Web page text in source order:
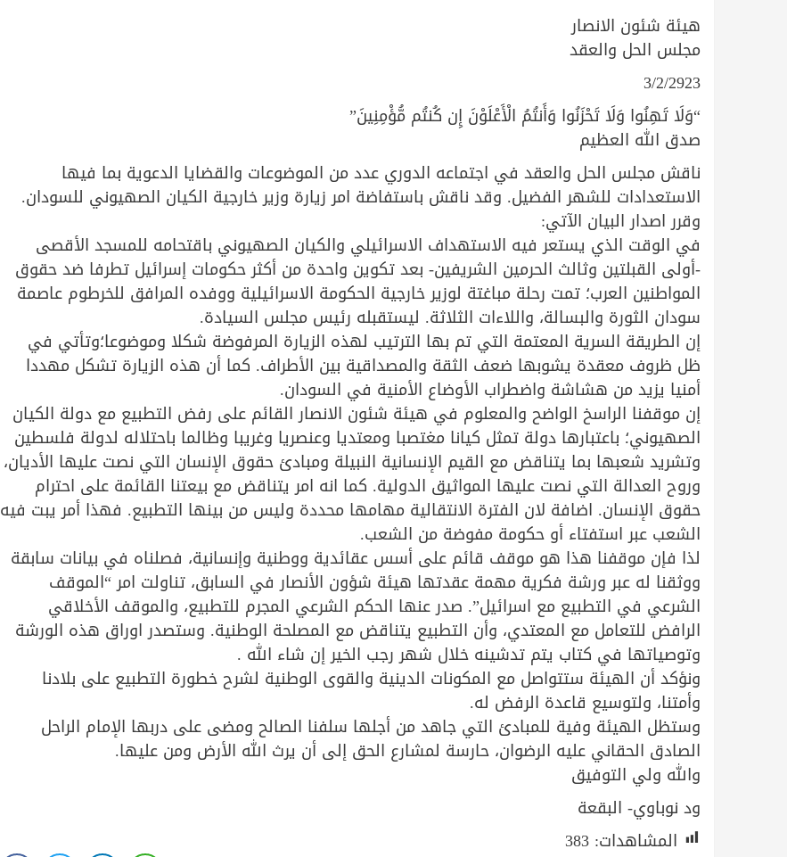
هيئة شئون الانصار
مجلس الحل والعقد
3/2/2923
“وَلَا تَهِنُوا وَلَا تَحْزَنُوا وَأَنتُمُ الْأَعْلَوْنَ إِن كُنتُم مُّؤْمِنِينَ”
صدق الله العظيم
ناقش مجلس الحل والعقد في اجتماعه الدوري عدد من الموضوعات والقضايا الدعوية بما فيها
الاستعدادات للشهر الفضيل. وقد ناقش باستفاضة امر زيارة وزير خارجية الكيان الصهيوني للسودان.
وقرر اصدار البيان الآتي:
في الوقت الذي يستعر فيه الاستهداف الاسرائيلي والكيان الصهيوني باقتحامه للمسجد الأقصى
-أولى القبلتين وثالث الحرمين الشريفين- بعد تكوين واحدة من أكثر حكومات إسرائيل تطرفا ضد حقوق
المواطنين العرب؛ تمت رحلة مباغتة لوزير خارجية الحكومة الاسرائيلية ووفده المرافق للخرطوم عاصمة
سودان الثورة والبسالة، واللاءات الثلاثة. ليستقبله رئيس مجلس السيادة.
إن الطريقة السرية المعتمة التي تم بها الترتيب لهذه الزيارة المرفوضة شكلا وموضوعا؛وتأتي في
ظل ظروف معقدة يشوبها ضعف الثقة والمصداقية بين الأطراف. كما أن هذه الزيارة تشكل مهددا
أمنيا يزيد من هشاشة واضطراب الأوضاع الأمنية في السودان.
إن موقفنا الراسخ الواضح والمعلوم في هيئة شئون الانصار القائم على رفض التطبيع مع دولة الكيان
الصهيوني؛ باعتبارها دولة تمثل كيانا مغتصبا ومعتديا وعنصريا وغريبا وظالما باحتلاله لدولة فلسطين
وتشريد شعبها بما يتناقض مع القيم الإنسانية النبيلة ومبادئ حقوق الإنسان التي نصت عليها الأديان،
وروح العدالة التي نصت عليها المواثيق الدولية. كما انه امر يتناقض مع بيعتنا القائمة على احترام
حقوق الإنسان. اضافة لان الفترة الانتقالية مهامها محددة وليس من بينها التطبيع. فهذا أمر يبت فيه
الشعب عبر استفتاء أو حكومة مفوضة من الشعب.
لذا فإن موقفنا هذا هو موقف قائم على أسس عقائدية ووطنية وإنسانية، فصلناه في بيانات سابقة
ووثقنا له عبر ورشة فكرية مهمة عقدتها هيئة شؤون الأنصار في السابق، تناولت امر “الموقف
الشرعي في التطبيع مع اسرائيل”. صدر عنها الحكم الشرعي المجرم للتطبيع، والموقف الأخلاقي
الرافض للتعامل مع المعتدي، وأن التطبيع يتناقض مع المصلحة الوطنية. وستصدر اوراق هذه الورشة
وتوصياتها في كتاب يتم تدشينه خلال شهر رجب الخير إن شاء الله .
ونؤكد أن الهيئة ستتواصل مع المكونات الدينية والقوى الوطنية لشرح خطورة التطبيع على بلادنا
وأمتنا، ولتوسيع قاعدة الرفض له.
وستظل الهيئة وفية للمبادئ التي جاهد من أجلها سلفنا الصالح ومضى على دربها الإمام الراحل
الصادق الحقاني عليه الرضوان، حارسة لمشارع الحق إلى أن يرث الله الأرض ومن عليها.
والله ولي التوفيق
ود نوباوي- البقعة
المشاهدات: 383